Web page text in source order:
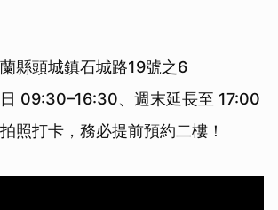
縣頭城鎮石城路19號之6
09:30–16:30、週末延長至 17:00
照打卡，務必提前預約二樓！